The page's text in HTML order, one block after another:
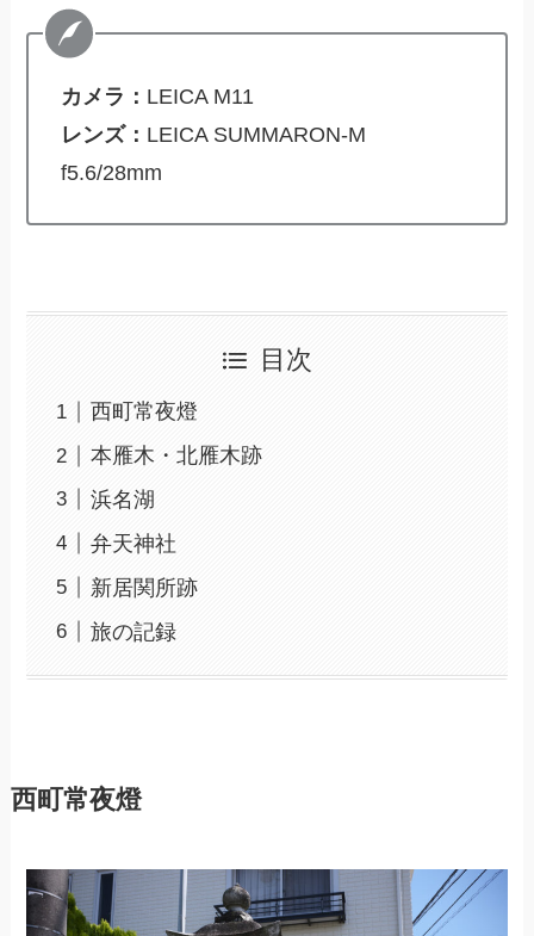
カメラ： LEICA M11
レンズ： LEICA SUMMARON-M
f5.6/28mm
目次
西町常夜燈
本雁木・北雁木跡
浜名湖
弁天神社
新居関所跡
旅の記録
西町常夜燈